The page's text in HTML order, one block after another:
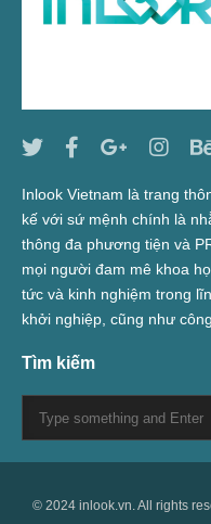
Inlook Vietnam là trang
kế với sứ mệnh chính là
thông đa phương tiện và
mọi người đam mê khoa
tức và kinh nghiệm trong
khởi nghiệp, cũng như
Tìm kiếm
© 2024 inlook.vn. All rights